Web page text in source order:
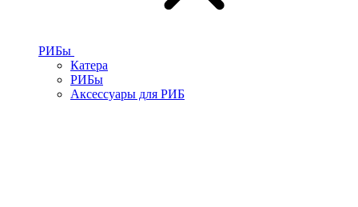
РИБы
Катера
РИБы
Аксессуары для РИБ